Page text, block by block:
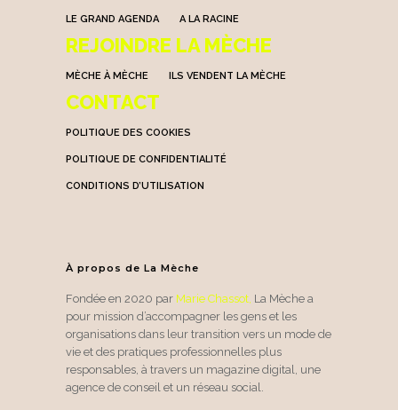
LE GRAND AGENDA A LA RACINE
REJOINDRE LA MÈCHE
MÈCHE À MÈCHE ILS VENDENT LA MÈCHE
CONTACT
POLITIQUE DES COOKIES
POLITIQUE DE CONFIDENTIALITÉ
CONDITIONS D’UTILISATION
À propos de La Mèche
Fondée en 2020 par Marie Chassot, La Mèche a
pour mission d’accompagner les gens et les
organisations dans leur transition vers un mode de
vie et des pratiques professionnelles plus
responsables, à travers un magazine digital, une
agence de conseil et un réseau social.